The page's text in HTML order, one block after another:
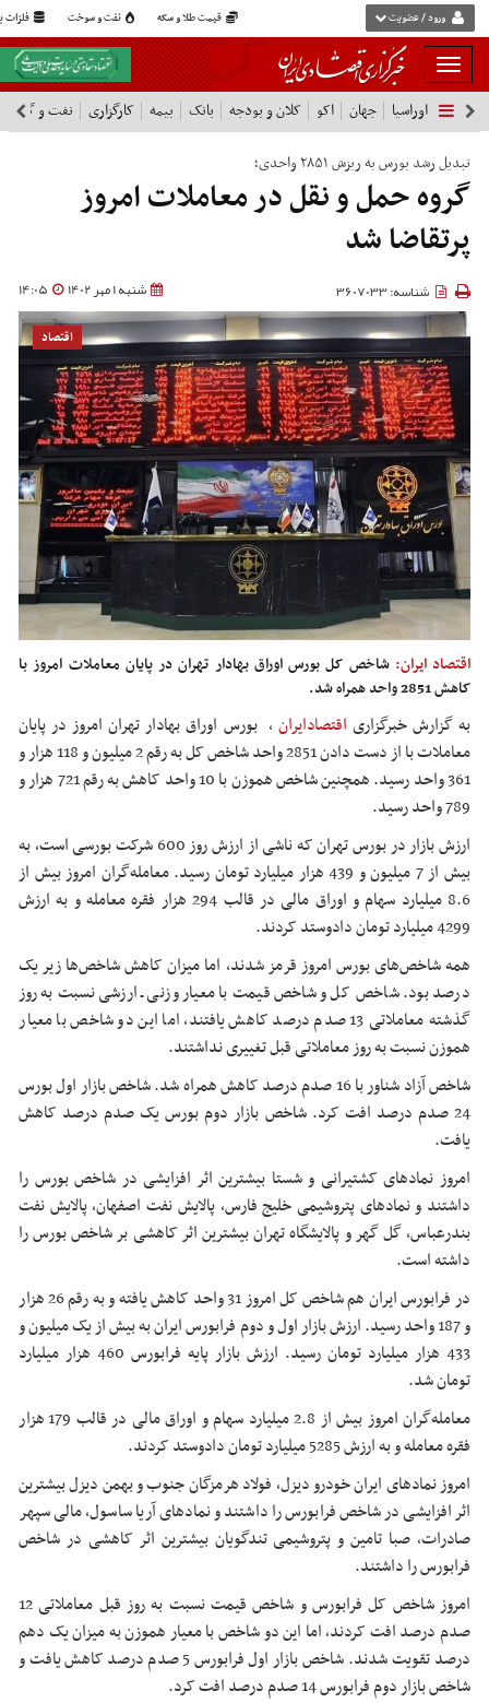
قیمت طلا و سکه نفت و سوخت فلزات ورود / عضویت
بار
و
بسته
نمودن
فهرست
اوراسیا جهان اکو کلان و بودجه بانک بیمه کارگزاری نفت و گاز
تبدیل رشد بورس به ریزش ۲۸۵۱ واحدی؛
گروه حمل و نقل در معاملات امروز
پرتقاضا شد
شنبه 1 مهر 1402 14:05 شناسه: 3607033
اقتصاد
اقتصاد ایران: شاخص کل بورس اوراق بهادار تهران در پایان معاملات امروز با
کاهش 2851 واحد همراه شد.
به گزارش خبرگزاری اقتصادایران ، بورس اوراق بهادار تهران امروز در پایان
معاملات با از دست دادن 2851 واحد شاخص کل به رقم 2 میلیون و 118 هزار و
361 واحد رسید. همچنین شاخص هموزن با 10 واحد کاهش به رقم 721 هزار و
789 واحد رسید.
ارزش بازار در بورس تهران که ناشی از ارزش روز 600 شرکت بورسی است، به
بیش از 7 میلیون و 439 هزار میلیارد تومان رسید. معامله‌گران امروز بیش از
8.6 میلیارد سهام و اوراق مالی در قالب 294 هزار فقره معامله و به ارزش
4299 میلیارد تومان دادوستد کردند.
همه شاخص‌های بورس امروز قرمز شدند، اما میزان کاهش شاخص‌ها زیر یک
درصد بود. شاخص کل و شاخص قیمت با معیار وزنی ـ ارزشی نسبت به روز
گذشته معاملاتی 13 صدم درصد کاهش یافتند، اما این دو شاخص با معیار
هموزن نسبت به روز معاملاتی قبل تغییری نداشتند.
شاخص آزاد شناور با 16 صدم درصد کاهش همراه شد. شاخص بازار اول بورس
24 صدم درصد افت کرد. شاخص بازار دوم بورس یک صدم درصد کاهش
یافت.
امروز نمادهای کشتیرانی و شستا بیشترین اثر افزایشی در شاخص بورس را‌‌‌‌‌‌‌‌‌‌‌‌‌‌‌‌‌‌‌‌‌‌‌‌‌‌‌‌‌
داشتند و نمادهای پتروشیمی خلیج فارس، پالایش نفت اصفهان، پالایش نفت
بندرعباس، گل گهر و پالایشگاه تهران بیشترین اثر کاهشی بر شاخص بورس را‌‌‌‌‌‌‌‌‌‌‌‌‌‌‌‌‌‌‌‌‌‌‌‌‌‌‌‌‌
داشته است.
در فرابورس ایران هم شاخص کل امروز 31 واحد کاهش یافته و به رقم 26 هزار
و 187 واحد رسید. ارزش بازار اول و دوم فرابورس ایران به بیش از یک میلیون و
433 هزار میلیارد تومان رسید. ارزش بازار پایه فرابورس 460 هزار میلیارد
تومان شد.
معامله‌گران امروز بیش از 2.8 میلیارد سهام و اوراق مالی در قالب 179 هزار
فقره معامله و به ارزش 5285 میلیارد تومان دادوستد کردند.
امروز نمادهای ایران خودرو دیزل، فولاد هرمزگان جنوب و بهمن دیزل بیشترین
اثر افزایشی در شاخص فرابورس را‌‌‌‌‌‌‌‌‌‌‌‌‌‌‌‌‌‌‌‌‌‌‌‌‌‌‌‌‌ داشتند و نمادهای آریا ساسول، مالی سپهر
صادرات، صبا تامین و پتروشیمی تندگویان بیشترین اثر کاهشی در شاخص
فرابورس را‌‌‌‌‌‌‌‌‌‌‌‌‌‌‌‌‌‌‌‌‌‌‌‌‌‌‌‌‌ داشتند.
امروز شاخص کل فرابورس و شاخص قیمت نسبت به روز قبل معاملاتی 12
صدم درصد افت کردند، اما این دو شاخص با معیار هموزن به میزان یک دهم
درصد تقویت شدند. شاخص بازار اول فرابورس 5 صدم درصد کاهش یافت و
شاخص بازار دوم فرابورس 14 صدم درصد افت کرد.